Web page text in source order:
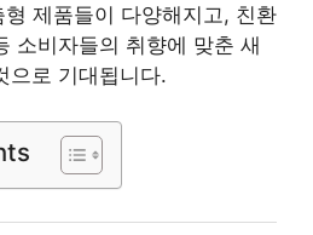
제품들이 다양해지고, 친환
소비자들의 취향에 맞춘 새
으로 기대됩니다.